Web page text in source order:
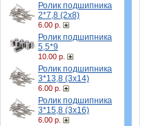
Ролик подшипника
2*7,8 (2х8)
6.00 р.
Ролик подшипника
5,5*9
10.00 р.
Ролик подшипника
3*13,8 (3х14)
6.00 р.
Ролик подшипника
3*15,8 (3х16)
6.00 р.